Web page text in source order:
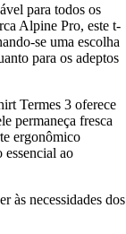
para todos os
Alpine Pro, este t-
se uma escolha
para os adeptos
Termes 3 oferece
permaneça fresca
ergonômico
ao
às necessidades dos